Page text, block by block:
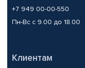
+7 949 00-00-550
Пн-Вс с 9.00 до 18.00
Клиентам